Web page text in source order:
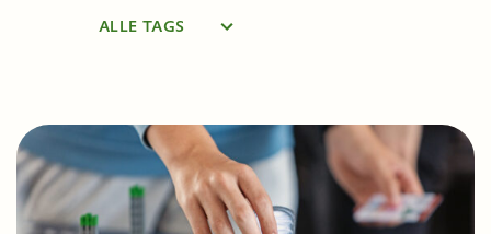
ALLE TAGS
LAKESIDE PARK
LANDSCHAFT DES WISSENS
MINT-REGION
UNIVERSITÄT KLAGENFURT
UNTERNEHMEN